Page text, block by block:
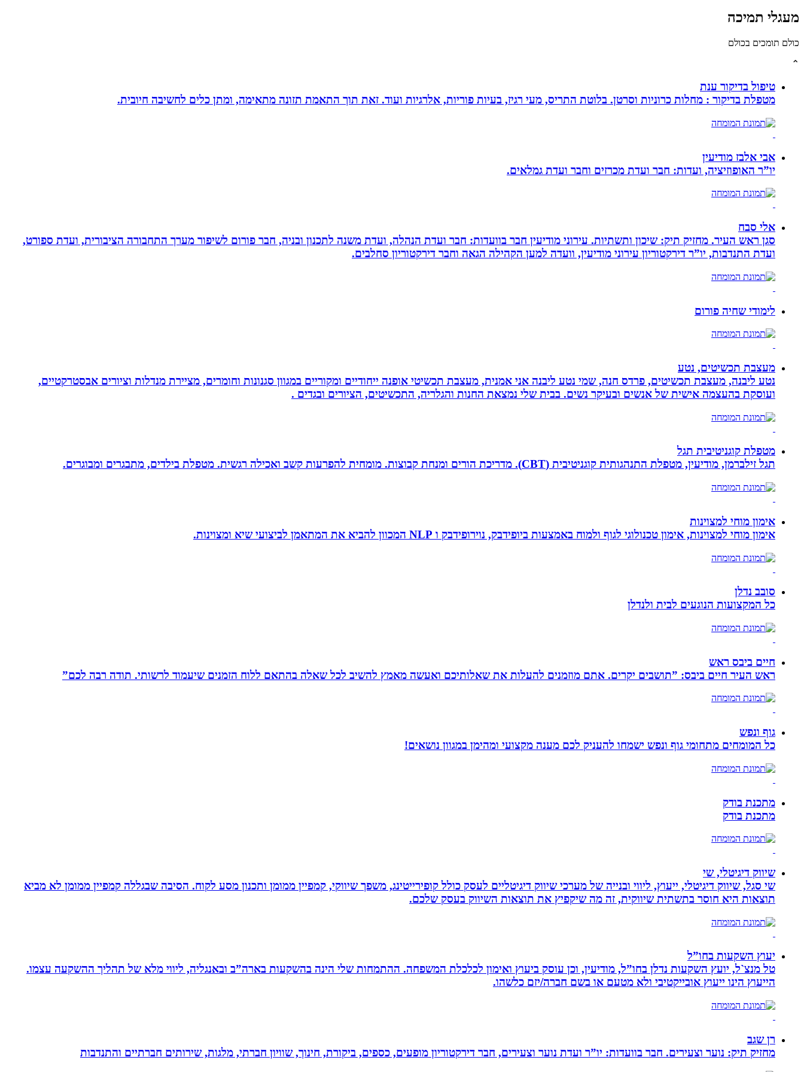
מעגלי תמיכה
כולם תומכים בכולם
⌃
טיפול בדיקור ענת
מטפלת בדיקור : מחלות כרוניות וסרטן. בלוטת התריס, מעי רגיז, בעיות פוריות, אלרגיות ועוד. זאת תוך התאמת תזונה מתאימה, ומתן כלים לחשיבה חיובית.
אבי אלבז מודיעין
יו”ר האופוזיציה, ועדות: חבר ועדת מכרזים וחבר ועדת גמלאים.
אלי סבח
סגן ראש העיר. מחזיק תיק: שיכון ותשתיות. עירוני מודיעין חבר בוועדות: חבר ועדת הנהלה, ועדת משנה לתכנון ובניה, חבר פורום לשיפור מערך התחבורה הציבורית, ועדת ספורט,
ועדת התנדבות, יו”ר דירקטוריון עירוני מודיעין, וועדה למען הקהילה הגאה וחבר דירקטוריון סחלבים.
לימודי שחיה פורום
מעצבת תכשיטים, נטע
נטע ליבנה, מעצבת תכשיטים, פרדס חנה, שמי נטע ליבנה אני אמנית, מעצבת תכשיטי אופנה ייחודיים ומקוריים במגוון סגנונות וחומרים, מציירת מנדלות וציורים אבסטרקטיים,
ועוסקת בהעצמה אישית של אנשים ובעיקר נשים. בבית שלי נמצאת החנות והגלריה, התכשיטים, הציורים ובגדים .
מטפלת קוגניטיבית תגל
תגל זילברמן, מודיעין, מטפלת התנהגותית קוגניטיבית (CBT). מדריכת הורים ומנחת קבוצות. מומחית להפרעות קשב ואכילה רגשית. מטפלת בילדים, מתבגרים ומבוגרים.
אימון מוחי למצוינות
אימון מוחי למצוינות, אימון טכנולוגי לגוף ולמוח באמצעות ביופידבק, נוירופידבק ו NLP המכוון להביא את המתאמן לביצועי שיא ומצוינות.
סובב נדלן
כל המקצועות הנוגעים לבית ולנדלן
חיים ביבס ראש
ראש העיר חיים ביבס: ”תושבים יקרים. אתם מוזמנים להעלות את שאלותיכם ואעשה מאמץ להשיב לכל שאלה בהתאם ללוח הזמנים שיעמוד לרשותי. תודה רבה לכם”
גוף ונפש
כל המומחים מתחומי גוף ונפש ישמחו להעניק לכם מענה מקצועי ומהימן במגוון נושאים!
מתכנת בודק
מתכנת בודק
שיווק דיגיטלי, שי
שי סגל, שיווק דיגיטלי, ייעוץ, ליווי ובנייה של מערכי שיווק דיגיטליים לעסק כולל קופירייטינג, משפך שיווקי, קמפיין ממומן ותכנון מסע לקוח. הסיבה שבגללה קמפיין ממומן לא מביא
תוצאות היא חוסר בתשתית שיווקית, זה מה שיקפיץ את תוצאות השיווק בעסק שלכם.
יעוץ השקעות בחו”ל
טל מנצ`ל, יועץ השקעות נדלן בחו”ל, מודיעין, וכן עוסק ביעוץ ואימון לכלכלת המשפחה. ההתמחות שלי הינה בהשקעות בארה”ב ובאנגליה, ליווי מלא של תהליך ההשקעה עצמו.
הייעוץ הינו ייעוץ אובייקטיבי ולא מטעם או בשם חברה/יזם כלשהו.
רן שגב
מחזיק תיק: נוער וצעירים. חבר בוועדות: יו”ר ועדת נוער וצעירים, חבר דירקטוריון מופעים, כספים, ביקורת, חינוך, שוויון חברתי, מלגות, שירותים חברתיים והתנדבות